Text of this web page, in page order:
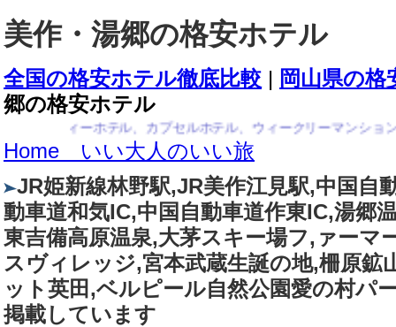
美作・湯郷の格安ホテル
全国の格安ホテル徹底比較 | 岡山県の格
郷の格安ホテル
ホテル、カプセルホテル、ウィークリーマンション、民宿
Home いい大人のいい旅
JR姫新線林野駅,JR美作江見駅,中国自
動車道和気IC,中国自動車道作東IC,湯郷
東吉備高原温泉,大茅スキー場フ,ァーマ
スヴィレッジ,宮本武蔵生誕の地,柵原鉱
ット英田,ベルピール自然公園愛の村パ
掲載しています